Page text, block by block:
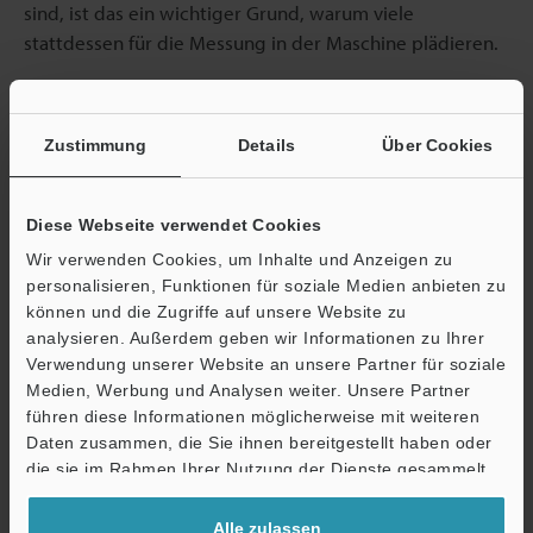
Zustimmung Details Über Cookies
Diese Webseite verwendet Cookies
Wir verwenden Cookies, um Inhalte und Anzeigen zu
personalisieren, Funktionen für soziale Medien anbieten zu
können und die Zugriffe auf unsere Website zu
analysieren. Außerdem geben wir Informationen zu Ihrer
Verwendung unserer Website an unsere Partner für soziale
Medien, Werbung und Analysen weiter. Unsere Partner
führen diese Informationen möglicherweise mit weiteren
Daten zusammen, die Sie ihnen bereitgestellt haben oder
die sie im Rahmen Ihrer Nutzung der Dienste gesammelt
haben.
Alle zulassen
sind, ist das ein wichtiger Grund, warum viele
stattdessen für die Messung in der Maschine plädieren.
Sie sind handgeführt, tragbar und erfordern nur drei
Schritte. KEYENCE bietet zwei KMGs an: die
jedem benutzt werden, auch ohne offizielle
Messtechnikausbildung. XM und WM arbeiten mit einer
Tracking-Kamera, die das von sieben Markierern
ausgesandte Nah-Infrarot-Licht einfängt, um die
Koordinaten zu erfassen. Diese Messgeräte für die
Werkstatt verfügen über eine intuitive
Benutzeroberfläche, bei der Sie nur das Werkzeug
auswählen, das Teil mit dem Messtaster berühren und
auf Messen drücken müssen.
Support